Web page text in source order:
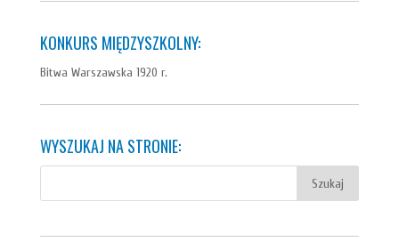
KONKURS MIĘDZYSZKOLNY:
Bitwa Warszawska 1920 r.
WYSZUKAJ NA STRONIE: